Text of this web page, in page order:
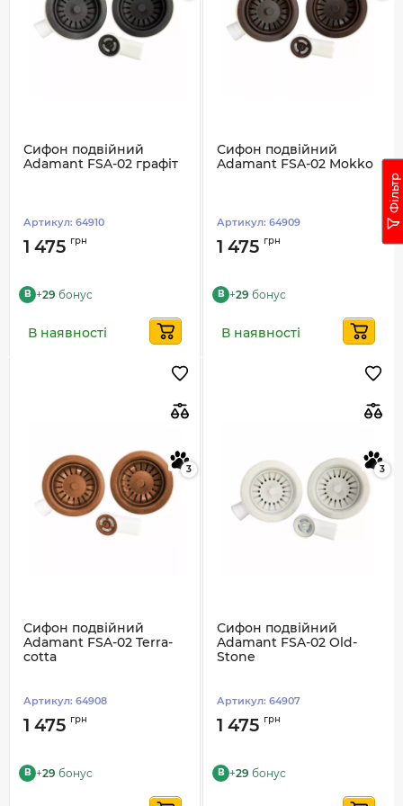
Фільтр
Сифон подвійний
Adamant FSA-02 графіт
Артикул: 64910
1 475 грн
B +29 бонус
В наявності
Сифон подвійний
Adamant FSA-02 Mokko
Артикул: 64909
1 475 грн
B +29 бонус
В наявності
3
Сифон подвійний
Adamant FSA-02 Terra-
cotta
Артикул: 64908
1 475 грн
B +29 бонус
3
Сифон подвійний
Adamant FSA-02 Old-
Stone
Артикул: 64907
1 475 грн
B +29 бонус